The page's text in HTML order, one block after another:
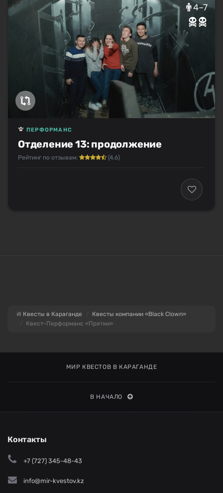
4–7
Отделение 13: продолжение
ПЕРФОРМАНС
Рейтинг по отзывам: (4.6)
Квесты в Караганде
Квесты компании «Black Clown»
Квест-Перформанс «Прятки»
МИР КВЕСТОВ В КАРАГАНДЕ
В НАЧАЛО
Контакты
+7 (727) 345-48-43
info@mir-kvestov.kz